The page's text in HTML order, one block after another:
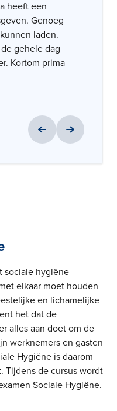
verteld.
geregeld
heeft een
Genoeg
laden.
gehele dag
Kortom prima
Meneer
hij over praat
sociale hygiëne
elkaar moet houden
en lichamelijke
het dat de
alles aan doet om de
werknemers en gasten
Hygiëne is daarom
Tijdens de cursus wordt
Sociale Hygiëne.